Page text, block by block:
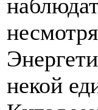
некой